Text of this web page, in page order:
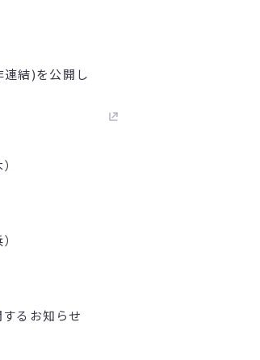
結)を公開し
るお知らせ